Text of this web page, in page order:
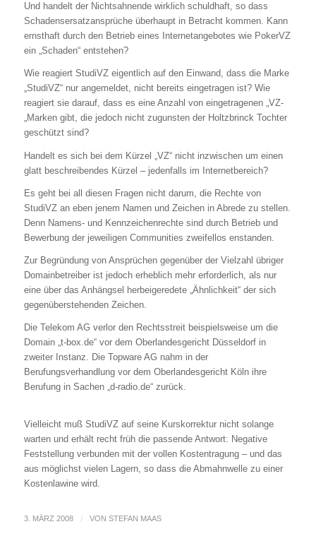
Und handelt der Nichtsahnende wirklich schuldhaft, so dass
Schadensersatzansprüche überhaupt in Betracht kommen. Kann
ernsthaft durch den Betrieb eines Internetangebotes wie PokerVZ
ein „Schaden“ entstehen?
Wie reagiert StudiVZ eigentlich auf den Einwand, dass die Marke
„StudiVZ“ nur angemeldet, nicht bereits eingetragen ist? Wie
reagiert sie darauf, dass es eine Anzahl von eingetragenen „VZ-
„Marken gibt, die jedoch nicht zugunsten der Holtzbrinck Tochter
geschützt sind?
Handelt es sich bei dem Kürzel „VZ“ nicht inzwischen um einen
glatt beschreibendes Kürzel – jedenfalls im Internetbereich?
Es geht bei all diesen Fragen nicht darum, die Rechte von
StudiVZ an eben jenem Namen und Zeichen in Abrede zu stellen.
Denn Namens- und Kennzeichenrechte sind durch Betrieb und
Bewerbung der jeweiligen Communities zweifellos enstanden.
Zur Begründung von Ansprüchen gegenüber der Vielzahl übriger
Domainbetreiber ist jedoch erheblich mehr erforderlich, als nur
eine über das Anhängsel herbeigeredete „Ähnlichkeit“ der sich
gegenüberstehenden Zeichen.
Die Telekom AG verlor den Rechtsstreit beispielsweise um die
Domain „t-box.de“ vor dem Oberlandesgericht Düsseldorf in
zweiter Instanz. Die Topware AG nahm in der
Berufungsverhandlung vor dem Oberlandesgericht Köln ihre
Berufung in Sachen „d-radio.de“ zurück.
Vielleicht muß StudiVZ auf seine Kurskorrektur nicht solange
warten und erhält recht früh die passende Antwort: Negative
Feststellung verbunden mit der vollen Kostentragung – und das
aus möglichst vielen Lagern, so dass die Abmahnwelle zu einer
Kostenlawine wird.
3. MÄRZ 2008 / VON STEFAN MAAS